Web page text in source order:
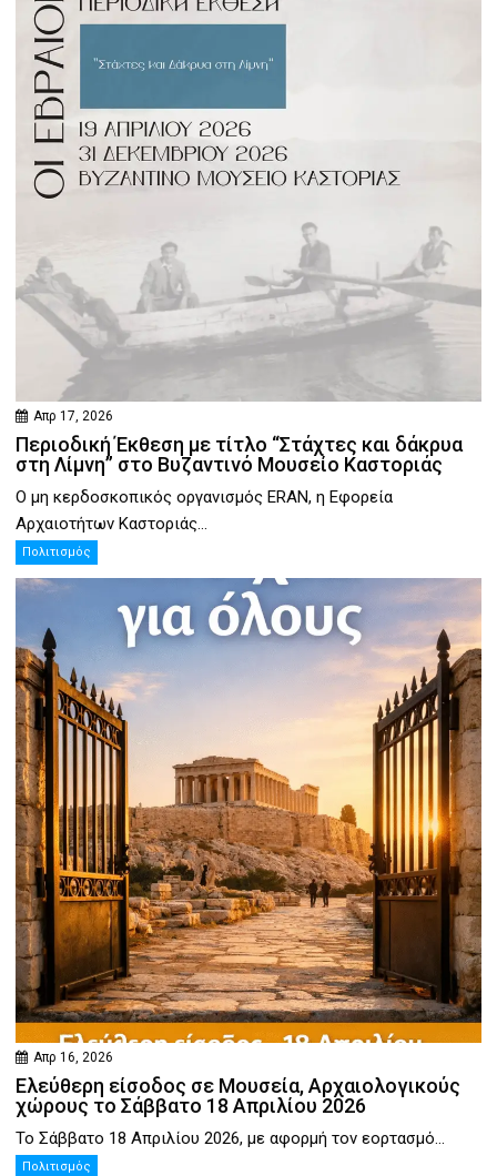
Απρ 17, 2026
Περιοδική Έκθεση με τίτλο “Στάχτες και δάκρυα
στη Λίμνη” στο Βυζαντινό Μουσείο Καστοριάς
Ο μη κερδοσκοπικός οργανισμός ERAN, η Εφορεία
Αρχαιοτήτων Καστοριάς...
Πολιτισμός
Απρ 16, 2026
Ελεύθερη είσοδος σε Μουσεία, Αρχαιολογικούς
χώρους το Σάββατο 18 Απριλίου 2026
Το Σάββατο 18 Απριλίου 2026, με αφορμή τον εορτασμό...
Πολιτισμός